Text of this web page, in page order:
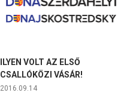
ILYEN VOLT AZ ELSŐ
CSALLÓKÖZI VÁSÁR!
2016.09.14